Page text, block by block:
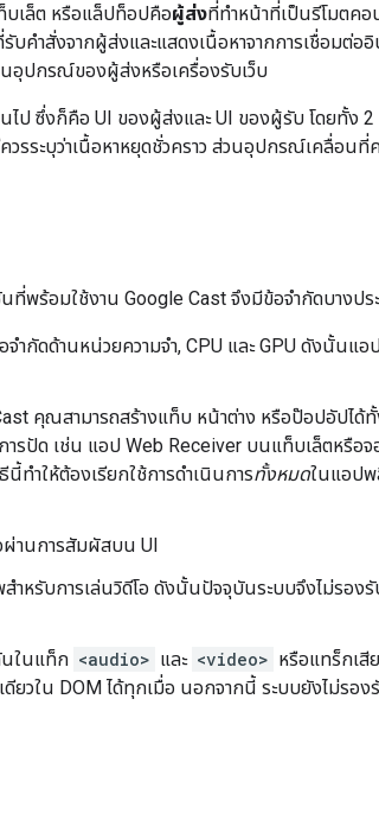
บเล็ต หรือแล็ปท็อปคือผู้ส่งที่ทำหน้าที่เป็นรีโมตคอ
รับคำสั่งจากผู้ส่งและแสดงเนื้อหาจากการเชื่อมต่อ
อุปกรณ์ของผู้ส่งหรือเครื่องรับเว็บ
นไป ซึ่งก็คือ UI ของผู้ส่งและ UI ของผู้รับ โดยทั้ง
ระบุว่าเนื้อหาหยุดชั่วคราว ส่วนอุปกรณ์เคลื่อนที่
ที่พร้อมใช้งาน Google Cast จึงมีข้อจำกัดบางปร
กัดด้านหน่วยความจำ, CPU และ GPU ดังนั้นแอ
คุณสามารถสร้างแท็บ หน้าต่าง หรือป๊อปอัปได้
ารปัด เช่น แอป Web Receiver บนแท็บเล็ตหรือ
นี้ทำให้ต้องเรียกใช้การดำเนินการทั้งหมดในแอปพ
ผ่านการสัมผัสบน UI
สำหรับการเล่นวิดีโอ ดังนั้นปัจจุบันระบบจึงไม่รอง
นในแท็ก <audio> และ <video> หรือแทร็กเสี
ดียวใน DOM ได้ทุกเมื่อ นอกจากนี้ ระบบยังไม่รอ